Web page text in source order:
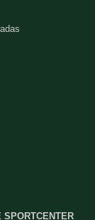
SPORTCENTER